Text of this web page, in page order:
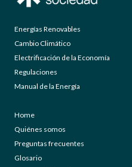
Energías Renovables
Cambio Climático
Electrificación de la Economía
Regulaciones
Manual de la Energía
Home
Quiénes somos
Preguntas frecuentes
Glosario